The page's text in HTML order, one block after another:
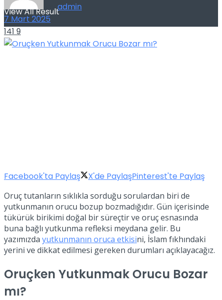
View All Result
byadmin
7 Mart 2025
141 9
Facebook'ta Paylaş X'de PaylaşPinterest'te Paylaş
Oruç tutanların sıklıkla sorduğu sorulardan biri de
yutkunmanın orucu bozup bozmadığıdır. Gün içerisinde
tükürük birikimi doğal bir süreçtir ve oruç esnasında
buna bağlı yutkunma refleksi meydana gelir. Bu
yazımızda yutkunmanın oruca etkisini, İslam fıkhındaki
yerini ve dikkat edilmesi gereken durumları açıklayacağız.
Oruçken Yutkunmak Orucu Bozar
mı?